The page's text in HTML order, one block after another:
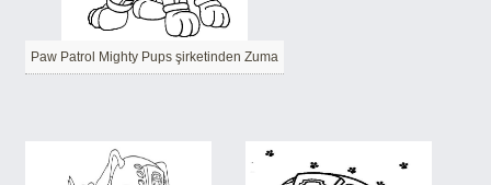
Paw Patrol Mighty Pups şirketinden Zuma